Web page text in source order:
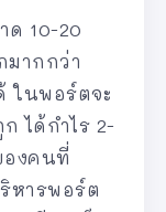
ด 10-20
มากกว่า
ในพอร์ตจะ
ได้กำไร 2-
องคนที่
หารพอร์ต